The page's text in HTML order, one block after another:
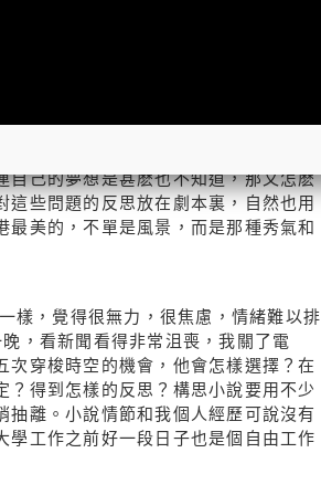
去，甚麽也沒發生。到了下一個生
了所有週末和假期，終於把《佳釀》
作幾年，發現學生都面對一些焦慮和迷
反而不知道該怎樣利用新得到的自主
自己的夢想是甚麽也不知道，那又怎麽
些問題的反思放在劇本裏，自然也用
最美的，不單是風景，而是那種秀氣和
樣，覺得很無力，很焦慮，情緒難以排
，看新聞看得非常沮喪，我關了電
穿梭時空的機會，他會怎樣選擇？在
得到怎樣的反思？構思小說要用不少
離。小說情節和我個人經歷可說沒有
學工作之前好一段日子也是個自由工作